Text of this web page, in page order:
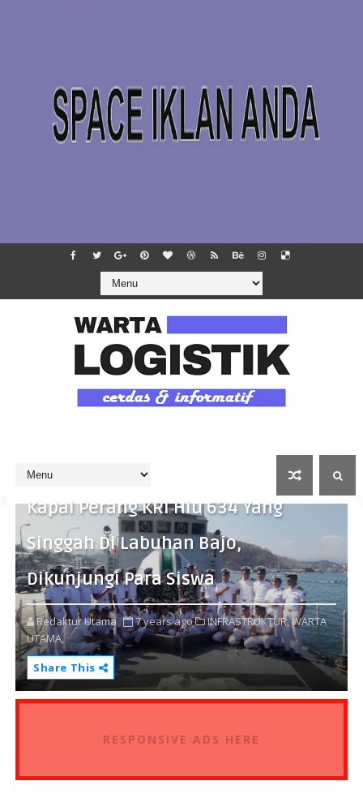
Kapal Perang KRI Hiu 634 Yang
Singgah Di Labuhan Bajo,
Dikunjungi Para Siswa
Redaktur Utama 7 years ago INFRASTRUKTUR,WARTA
UTAMA,
Share This
RESPONSIVE ADS HERE